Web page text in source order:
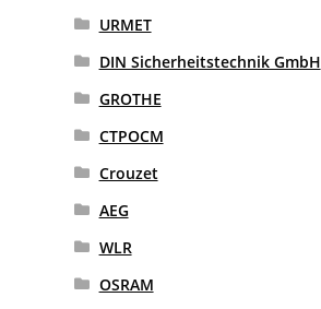
URMET
DIN Sicherheitstechnik GmbH
GROTHE
CTPOCM
Crouzet
AEG
WLR
OSRAM